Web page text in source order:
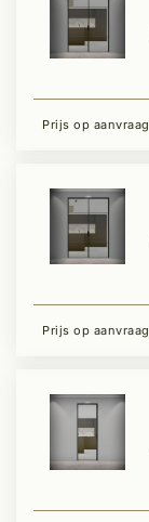
Prijs op aanvraag
Prijs op aanvraag